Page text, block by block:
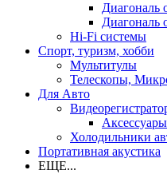
Диагональ
Диагональ
Hi-Fi системы
Спорт, туризм, хобби
Мультитулы
Телескопы,
Для Авто
Холодильники
Портативная акустика
ЕЩЕ...